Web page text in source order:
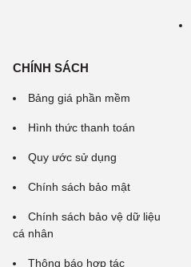
CHÍNH SÁCH
Bảng giá phần mềm
Hình thức thanh toán
Quy ước sử dụng
Chính sách bảo mật
Chính sách bảo vệ dữ liệu
cá nhân
Thông báo hợp tác